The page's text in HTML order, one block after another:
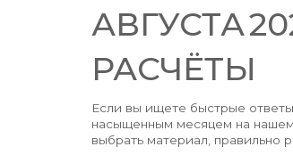
АВГУСТА
РАСЧЁТЫ
Если вы ищете быстрые
насыщенным месяцем на нашем
выбрать материал, правильно